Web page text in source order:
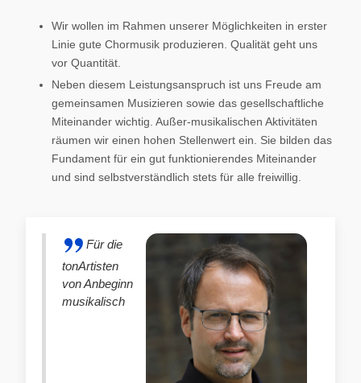
Wir wollen im Rahmen unserer Möglichkeiten in erster
Linie gute Chormusik produzieren. Qualität geht uns
vor Quantität.
Neben diesem Leistungsanspruch ist uns Freude am
gemeinsamen Musizieren sowie das gesellschaftliche
Miteinander wichtig. Außer-musikalischen Aktivitäten
räumen wir einen hohen Stellenwert ein. Sie bilden das
Fundament für ein gut funktionierendes Miteinander
und sind selbstverständlich stets für alle freiwillig.
Für die
tonArtisten
von Anbeginn
musikalisch